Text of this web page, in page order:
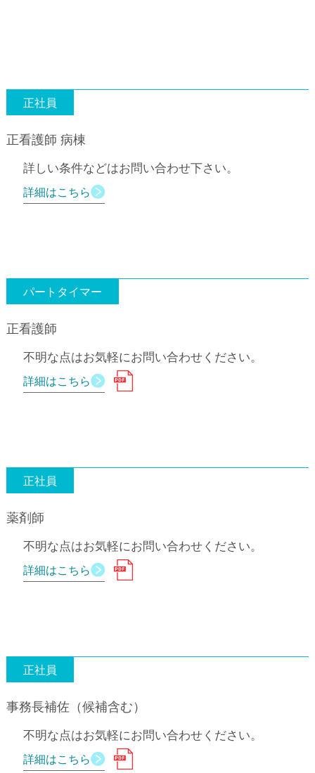
正社員
正看護師 病棟
詳しい条件などはお問い合わせ下さい。
詳細はこちら
パートタイマー
正看護師
不明な点はお気軽にお問い合わせください。
詳細はこちら
正社員
薬剤師
不明な点はお気軽にお問い合わせください。
詳細はこちら
正社員
事務長補佐（候補含む）
不明な点はお気軽にお問い合わせください。
詳細はこちら